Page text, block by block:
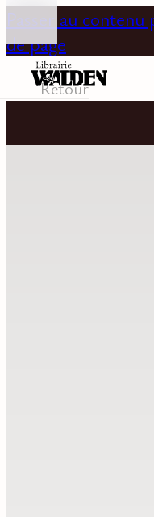
Passer au
de page
Retour